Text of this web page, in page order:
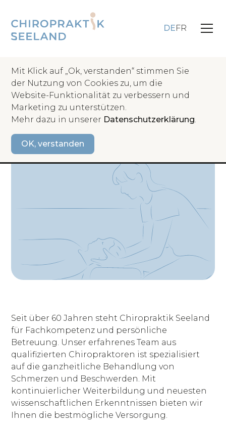
DEFR
Mit Klick auf „Ok, verstanden“ stimmen Sie
der Nutzung von Cookies zu, um die
Website-Funktionalität zu verbessern und
Marketing zu unterstützen.
Mehr dazu in unserer Datenschutzerklärung.
OK, verstanden
Unsere
Chiropraktischen
Behandlungen
Seit über 60 Jahren steht Chiropraktik Seeland
für Fachkompetenz und persönliche
Betreuung. Unser erfahrenes Team aus
qualifizierten Chiropraktoren ist spezialisiert
auf die ganzheitliche Behandlung von
Schmerzen und Beschwerden. Mit
kontinuierlicher Weiterbildung und neuesten
wissenschaftlichen Erkenntnissen bieten wir
Ihnen die bestmögliche Versorgung.